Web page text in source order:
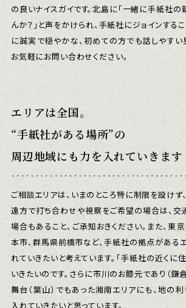
の良いナイスガイです。北島に「一緒に手紙社
んか？」と声をかけられ、手紙社にジョインする
に誠実で穏やかな、初めての方でも話しやすい
お気軽にお問い合わせください。
エリアは全国。
“手紙社がある場所”の
周辺地域にも力を入れていきます
ご相談エリアは、いまのところ特に制限を設けず
遠方で打ち合わせや視察をご希望の場合は、交
場合もあること、ご承知おきください。また、
本市、群馬県前橋市など、手紙社の拠点がある
れていきたいと考えています。「手紙社の近くに
いきたいのです。さらに市川のお膝元であり（鎌
舞台（葉山）でもあった湘南エリアにも、地の
入れていきたいと思っています。